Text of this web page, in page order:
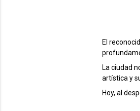
El
La ciudad
artística y
Hoy, al